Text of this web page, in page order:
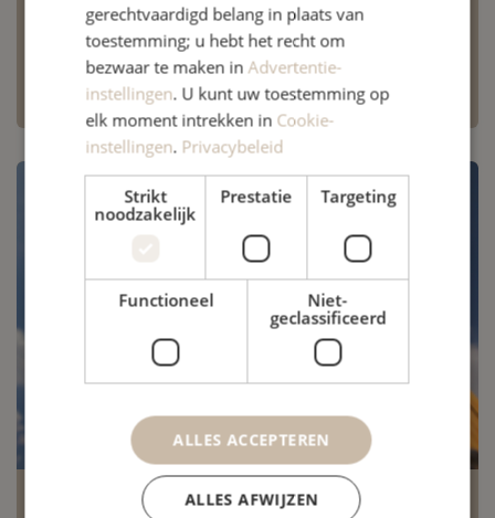
Behandelkamer te huur binnen
fysiotherapie Elswout!
gerechtvaardigd belang in plaats van
toestemming; u hebt het recht om
bezwaar te maken inAdvertentie-
instellingen. U kunt uw toestemming op
elk moment intrekken in Cookie-
instellingen. Privacybeleid
Strikt
noodzakelijk
Prestatie Targeting
Functioneel
Niet-
geclassificeerd
ALLES ACCEPTEREN
ALLES AFWIJZEN